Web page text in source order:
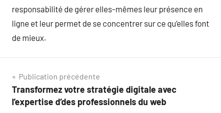
responsabilité de gérer elles-mêmes leur présence en
ligne et leur permet de se concentrer sur ce qu’elles font
de mieux.
Navigation
de
Publication précédente
Transformez votre stratégie digitale avec
l’expertise d’des professionnels du web